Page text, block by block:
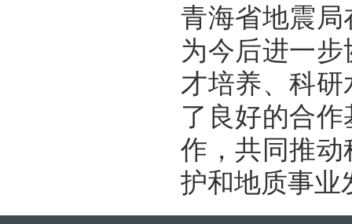
青海省地震
为今后进一步
才培养、科研
了良好的合作
作，共同推动
护和地质事业